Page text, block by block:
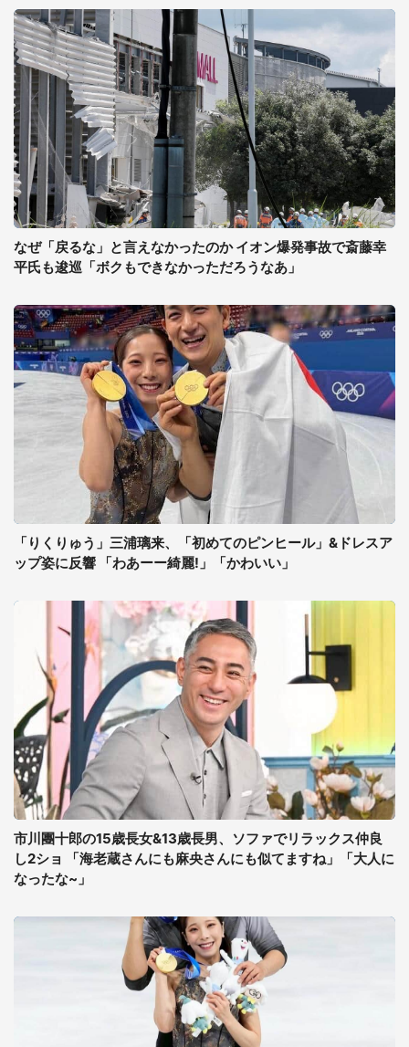
なぜ「戻るな」と言えなかったのか イオン爆発事故で斎藤幸
平氏も逡巡「ボクもできなかっただろうなあ」
「りくりゅう」三浦璃来、「初めてのピンヒール」&ドレスア
ップ姿に反響 「わあーー綺麗!」「かわいい」
市川團十郎の15歳長女&13歳長男、ソファでリラックス仲良
し2ショ 「海老蔵さんにも麻央さんにも似てますね」「大人に
なったな~」